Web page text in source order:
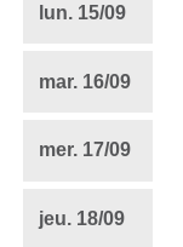
lun. 15/09
mar. 16/09
mer. 17/09
jeu. 18/09